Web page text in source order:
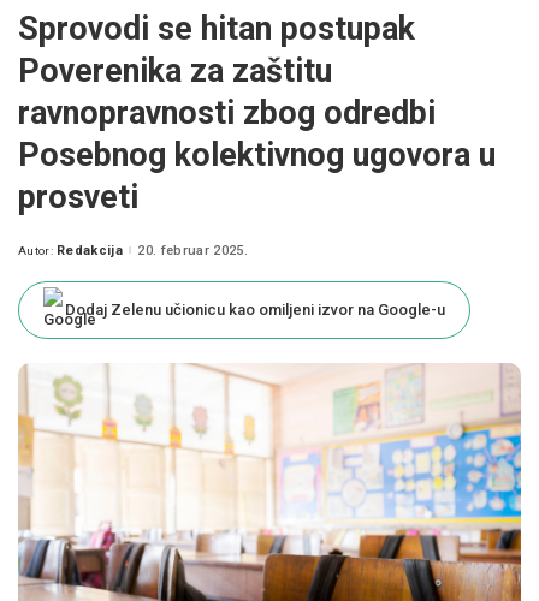
Sprovodi se hitan postupak
Poverenika za zaštitu
ravnopravnosti zbog odredbi
Posebnog kolektivnog ugovora u
prosveti
Posted
Autor: Redakcija 20. februar 2025.
Dodaj Zelenu učionicu kao omiljeni izvor na Google-u